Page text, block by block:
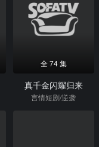
全 74 集
真千金闪耀归来
言情短剧/逆袭